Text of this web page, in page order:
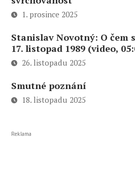
1. prosince 2025
Stanislav Novotný: O čem
17. listopad 1989 (video,
26. listopadu 2025
Smutné poznání
18. listopadu 2025
Reklama